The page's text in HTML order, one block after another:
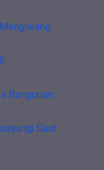
Bangunan
Saat